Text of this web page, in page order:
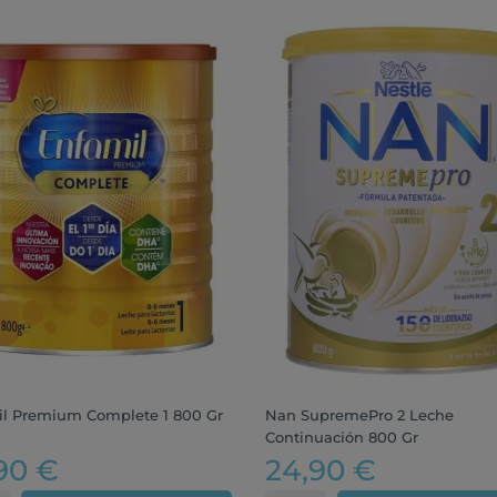
Premium Complete 1 800 Gr
€
Nan SupremePro 2 Leche
Continuación 800 Gr
24,90 €